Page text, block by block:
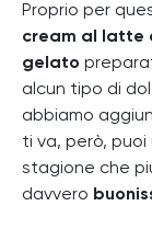
Proprio per
cream al latte
gelato
alcun tipo di
abbiamo
ti va, però,
stagione che
davvero